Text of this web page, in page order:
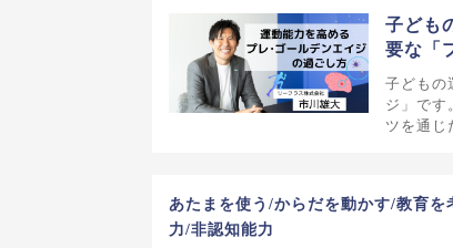
子ども
要な「
子どもの
ジ」です
ツを通じ
あたまを使う/からだを動かす/教育
力/非認知能力